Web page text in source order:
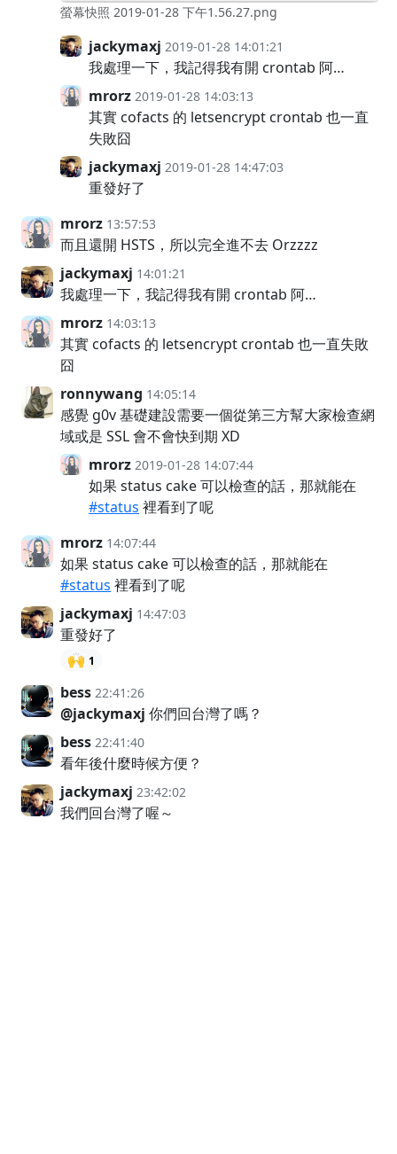
螢幕快照 2019-01-28 下午1.56.27.png
jackymaxj 2019-01-28 14:01:21
我處理一下，我記得我有開 crontab 阿…
mrorz 2019-01-28 14:03:13
其實 cofacts 的 letsencrypt crontab 也一直
失敗囧
jackymaxj 2019-01-28 14:47:03
重發好了
mrorz 13:57:53
而且還開 HSTS，所以完全進不去 Orzzzz
jackymaxj 14:01:21
我處理一下，我記得我有開 crontab 阿…
mrorz 14:03:13
其實 cofacts 的 letsencrypt crontab 也一直失敗
囧
ronnywang 14:05:14
感覺 g0v 基礎建設需要一個從第三方幫大家檢查網
域或是 SSL 會不會快到期 XD
mrorz 2019-01-28 14:07:44
如果 status cake 可以檢查的話，那就能在
#status 裡看到了呢
mrorz 14:07:44
如果 status cake 可以檢查的話，那就能在
#status 裡看到了呢
jackymaxj 14:47:03
重發好了
🙌 1
bess 22:41:26
@jackymaxj 你們回台灣了嗎？
bess 22:41:40
看年後什麼時候方便？
jackymaxj 23:42:02
我們回台灣了喔～